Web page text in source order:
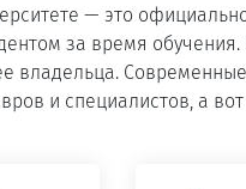
— это
за время
владельца.
и специалистов, а